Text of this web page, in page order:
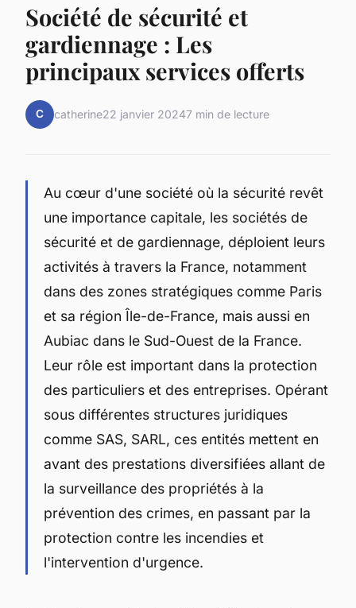
Société de sécurité et
gardiennage : Les
principaux services offerts
C catherine22 janvier 20247 min de lecture
Au cœur d'une société où la sécurité revêt
une importance capitale, les sociétés de
sécurité et de gardiennage, déploient leurs
activités à travers la France, notamment
dans des zones stratégiques comme Paris
et sa région Île-de-France, mais aussi en
Aubiac dans le Sud-Ouest de la France.
Leur rôle est important dans la protection
des particuliers et des entreprises. Opérant
sous différentes structures juridiques
comme SAS, SARL, ces entités mettent en
avant des prestations diversifiées allant de
la surveillance des propriétés à la
prévention des crimes, en passant par la
protection contre les incendies et
l'intervention d'urgence.